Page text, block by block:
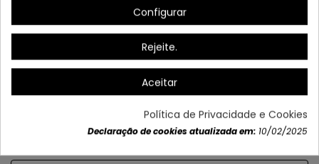
* Kit incluído para montagem com ponto de luz deslocado.
Configurar
Rejeite.
Aceitar
Política de Privacidade e Cookies
Declaração de cookies atualizada em: 10/02/2025